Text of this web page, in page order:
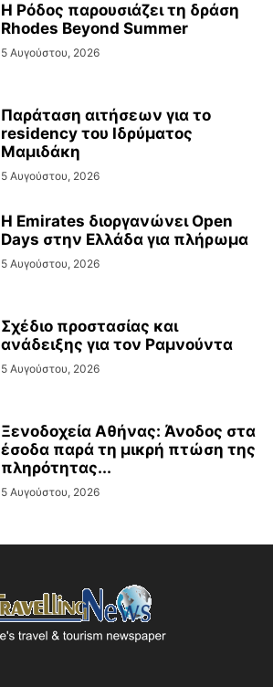
Η Ρόδος παρουσιάζει τη δράση
Rhodes Beyond Summer
5 Αυγούστου, 2026
Παράταση αιτήσεων για το
residency του Ιδρύματος
Μαμιδάκη
5 Αυγούστου, 2026
Η Emirates διοργανώνει Open
Days στην Ελλάδα για πλήρωμα
5 Αυγούστου, 2026
Σχέδιο προστασίας και
ανάδειξης για τον Ραμνούντα
5 Αυγούστου, 2026
Ξενοδοχεία Αθήνας: Άνοδος στα
έσοδα παρά τη μικρή πτώση της
πληρότητας...
5 Αυγούστου, 2026